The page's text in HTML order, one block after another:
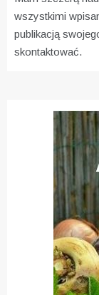
wszystkimi
publikacją
skontaktować.